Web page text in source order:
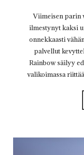
Viimeisen parin
ilmestynyt kaksi
onnekkaasti
palvellut
Rainbow säilyy
valikoimassa